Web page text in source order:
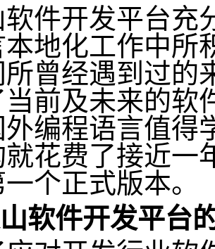
软件开发平台充
本地化工作中所
所曾经遇到过的
当前及未来的软
外编程语言值得
就花费了接近一
个正式版本。
软件开发平台